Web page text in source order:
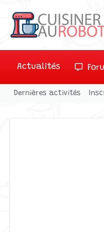
Actualités
Dernières activités